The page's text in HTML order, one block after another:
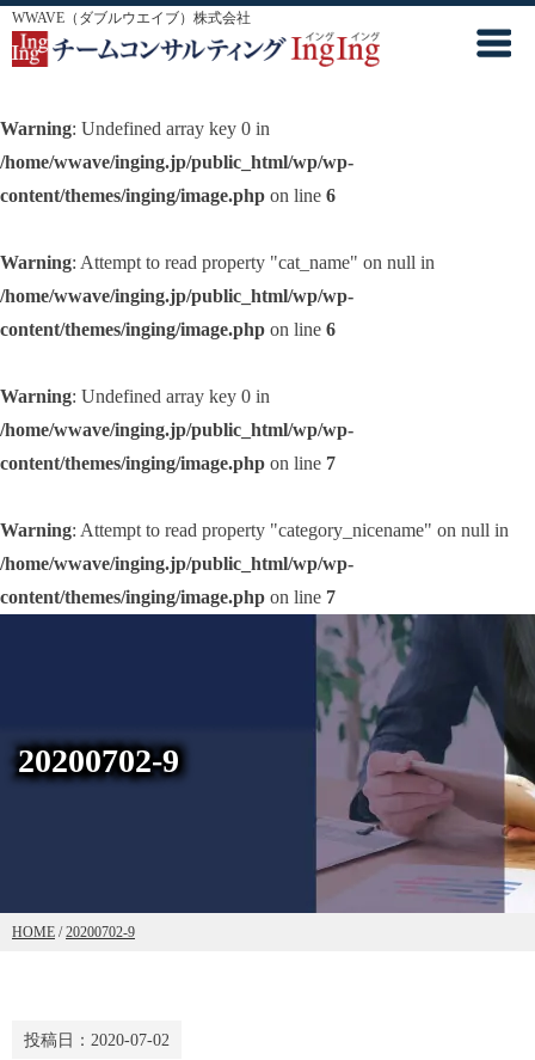
WWAVE（ダブルウエイブ）株式会社
Warning: Undefined array key 0 in
/home/wwave/inging.jp/public_html/wp/wp-
content/themes/inging/image.php on line 6
Warning: Attempt to read property "cat_name" on null in
/home/wwave/inging.jp/public_html/wp/wp-
content/themes/inging/image.php on line 6
Warning: Undefined array key 0 in
/home/wwave/inging.jp/public_html/wp/wp-
content/themes/inging/image.php on line 7
Warning: Attempt to read property "category_nicename" on null in
/home/wwave/inging.jp/public_html/wp/wp-
content/themes/inging/image.php on line 7
20200702-9
HOME /20200702-9
投稿日： 2020-07-02